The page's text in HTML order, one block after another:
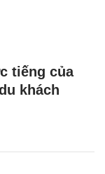
tiếng của
khách